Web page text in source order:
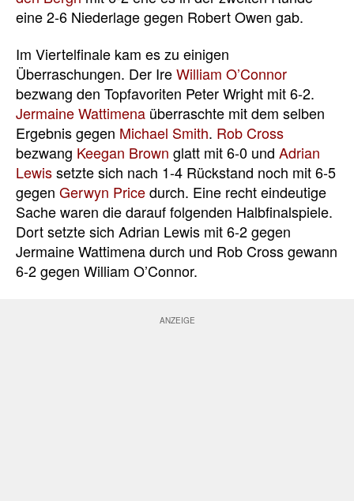
eine 2-6 Niederlage gegen Robert Owen gab.
Im Viertelfinale kam es zu einigen
Überraschungen. Der IreWilliam O’Connor
bezwang den Topfavoriten Peter Wright mit 6-2.
Jermaine Wattimena überraschte mit dem selben
Ergebnis gegen Michael Smith. Rob Cross
bezwang Keegan Brown glatt mit 6-0 und Adrian
Lewissetzte sich nach 1-4 Rückstand noch mit 6-5
gegen Gerwyn Pricedurch. Eine recht eindeutige
Sache waren die darauf folgenden Halbfinalspiele.
Dort setzte sich Adrian Lewis mit 6-2 gegen
Jermaine Wattimena durch und Rob Cross gewann
6-2 gegen William O’Connor.